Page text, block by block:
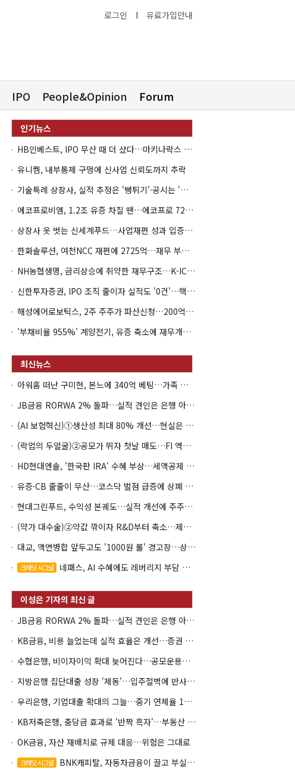
로그인 I 유료가입안내
IPO People&Opinion Forum
HB인베스트, IPO 무산 때 더 샀다…마키나락스 투자 2.7배 회수
유니켐, 내부통제 구멍에 신사업 신뢰도까지 추락
기술특례 상장사, 실적 추정은 '뻥튀기'·공시는 '누락'
에코프로비엠, 1.2조 유증 차질 땐…에코프로 7270억 '독박'
상장사 옷 벗는 신세계푸드…사업재편 성과 입증할까
한화솔루션, 여천NCC 재편에 2725억…재무 부담 커지나
NH농협생명, 금리상승에 취약한 재무구조…K-ICS 변동성 '주의보'
신한투자증권, IPO 조직 줄이자 실적도 '0건'…핵심 인력까지 이탈
해성에어로보틱스, 2주 주주가 파산신청…200억 CB 분쟁 확산
'부채비율 955%' 계양전기, 유증 축소에 재무개선 효과 '뚝'
아워홈 떠난 구미현, 본느에 340억 베팅…가족 지배체제 구축
JB금융 RORWA 2% 돌파…실적 견인은 은행 아닌 캐피탈
(AI 보험혁신)①생산성 최대 80% 개선…현실은 '실행 격차'
(락업의 두얼굴)②공모가 뛰자 첫날 매도…FI 엑시트 전략 갈렸다
HD현대엔솔, '한국판 IRA' 수혜 부상…세액공제 선택이 변수
유증·CB 줄줄이 무산…코스닥 벌점 급증에 상폐 압박
현대그린푸드, 수익성 본궤도…실적 개선에 주주환원까지
(약가 대수술)②약값 깎이자 R&D부터 축소…제약업계 비상경영 돌입
대교, 액면병합 앞두고도 '1000원 룰' 경고장…상장유지 시험대
크레딧 시그널 네패스, AI 수혜에도 레버리지 부담 여전
JB금융 RORWA 2% 돌파…실적 견인은 은행 아닌 캐피탈
KB금융, 비용 늘었는데 실적 효율은 개선…증권 호황 효과
수협은행, 비이자이익 확대 늦어진다…공모운용사 인가 연말로
지방은행 집단대출 성장 '제동'…입주절벽에 반사이익도 희박
우리은행, 기업대출 확대의 그늘…중기 연체율 10년 만에 최고
KB저축은행, 충당금 효과로 '반짝 흑자'…부동산 손실은 대기
OK금융, 자산 재배치로 규제 대응…위험은 그대로
크레딧 시그널 BNK캐피탈, 자동차금융이 끌고 부실여신이 발목